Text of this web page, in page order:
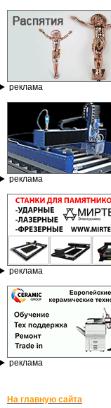
реклама
реклама
реклама
реклама
На главную сайта